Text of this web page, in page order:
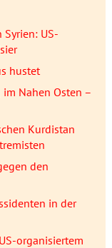
US-
hustet
Nahen Osten –
Kurdistan
den
in der
organisiertem